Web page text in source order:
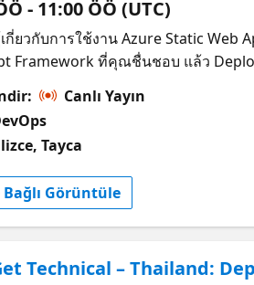
- 11:00 ÖÖ (UTC)
กี่ยวกับการใช้งาน Azure Static
Framework ที่คุณชื่นชอบ แล้ว
Functions และเพิ่ม Serverless
Canlı Yayın
Tayca
Görüntüle
Technical – Thailand: